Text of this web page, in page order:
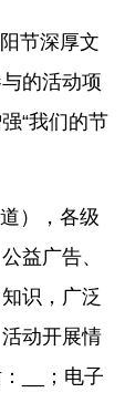
节深厚文
的活动项
“我们的节
），各级
益广告、
识，广泛
动开展情
__；电子